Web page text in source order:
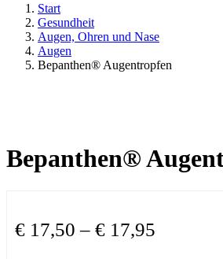
Start
Gesundheit
Augen, Ohren und Nase
Augen
Bepanthen® Augentropfen
Bepanthen®
€ 17,50 – € 17,95